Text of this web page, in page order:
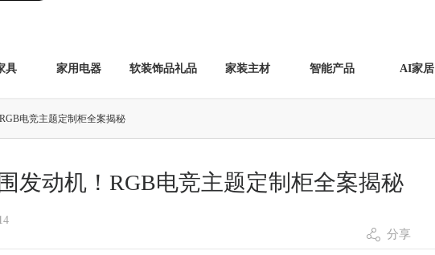
具 家用电器 软装饰品礼品 家装主材 智能产品 AI家居
电竞主题定制柜全案揭秘
发动机！RGB电竞主题定制柜全案揭秘
分享